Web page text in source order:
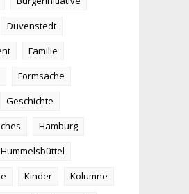
Duvenstedt
Familie
Formsache
Geschichte
Hamburg
Hummelsbüttel
Kinder
Kolumne